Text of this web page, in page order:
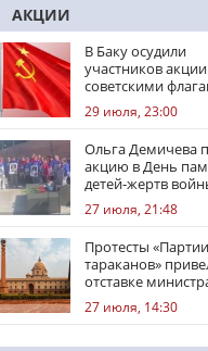
АКЦИИ
В Баку осудили
участников
советскими
29 июля, 23:00
Ольга Демичева
акцию в День
детей-жертв
Донбассе
27 июля, 21:48
Протесты «Партии
тараканов»
отставке
Индии
27 июля, 14:30